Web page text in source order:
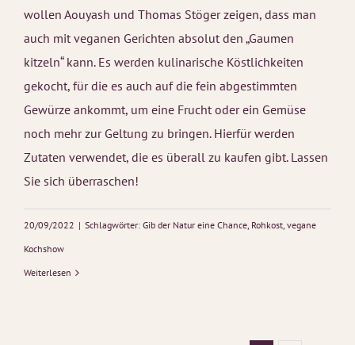
wollen Aouyash und Thomas Stöger zeigen, dass man
auch mit veganen Gerichten absolut den „Gaumen
kitzeln“ kann. Es werden kulinarische Köstlichkeiten
gekocht, für die es auch auf die fein abgestimmten
Gewürze ankommt, um eine Frucht oder ein Gemüse
noch mehr zur Geltung zu bringen. Hierfür werden
Zutaten verwendet, die es überall zu kaufen gibt. Lassen
Sie sich überraschen!
20/09/2022 | Schlagwörter: Gib der Natur eine Chance, Rohkost, vegane
Kochshow
Weiterlesen